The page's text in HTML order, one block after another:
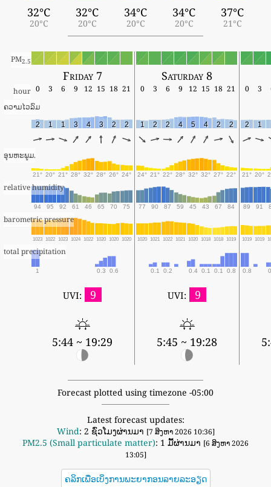
32°C
20°C
32°C
20°C
34°C
20°C
34°C
20°C
37°C
21°C
PM2.5
Friday 7 Saturday 8
hour 0 3 6 9 12 15 18 21 0 3 6 9 12 15 18 21 0 3
ຄວາມໄວລົມ
2 1 1 3 4 3 2 2 1 2 2 4 5 4 2 2 2 1
ອຸນຫະພູມ.
21° 20° 21° 28° 32° 28° 26° 24° 24° 21° 22° 28° 32° 32° 27° 22° 21° 20°
relative humidity
94 95 92 61 46 65 70 75 77 90 87 59 45 43 67 84 89 91
barometric pressure
1023 1022 1023 1024 1022 1020 1020 1020 1020 1021 1022 1021 1020 1018 1018 1019 1019 1019
total precipitation
1 0.3 0.6 0.1 0.2 0.4 0.1 0.1 0.8 0.8
UVI: 9
5:44 ~ 19:29
UVI: 9
5:45 ~ 19:28
Forecast plotted using timezone -05:00
Latest forecast updates:
Wind: 2 ຊົ່ວໂມງຜ່ານມາ [7 ສິງຫາ 2026 10:36]
PM2.5 (Small particulate matter): 1 ມື້ຜ່ານມາ [6 ສິງຫາ 2026
13:05]
ຄລິກເພື່ອເບິ່ງການພະຍາກອນລາຍລະອຽດ